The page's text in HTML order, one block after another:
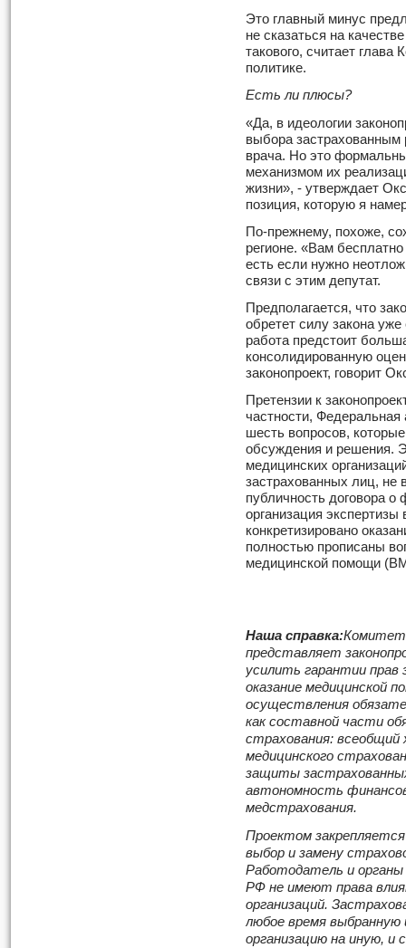
Это главный минус
не сказаться на
такового, считает
политике.
Есть ли плюсы?
«Да, в идеологии
выбора застрахованным
врача. Но это
механизмом их
жизни», - утверждает
позиция, которую я
По-прежнему, похоже,
регионе. «Вам
есть если нужно
связи с этим депутат.
Предполагается, что
обретет силу закона
работа предстоит
консолидированную
законопроект, говорит
Претензии к
частности,
шесть вопросов,
обсуждения и решения.
медицинских
застрахованных лиц,
публичность договора
организация
конкретизировано
полностью прописаны
медицинской помощи
Наша справка:Комитет
представляет
усилить гарантии прав
оказание медицинской
осуществления
как составной части
страхования: всеобщий
медицинского
защиты
автономность
медстрахования.
Проектом
выбор и замену
Работодатель и
РФ не имеют права
организаций.
любое время
организацию на иную, и